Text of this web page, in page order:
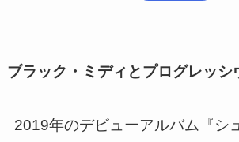
ブラック・ミディとプログレッシ
2019年のデビューアルバム『シ